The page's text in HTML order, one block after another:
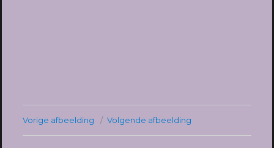
Vorige afbeelding Volgende afbeelding